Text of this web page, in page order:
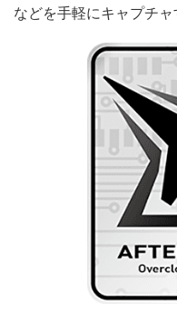
などを手軽にキャプチャ